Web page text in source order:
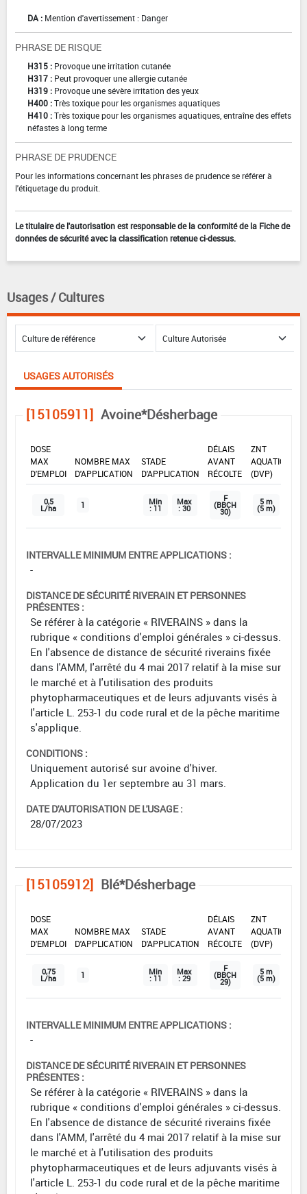
DA : Mention d'avertissement : Danger
PHRASE DE RISQUE
H315 : Provoque une irritation cutanée
H317 : Peut provoquer une allergie cutanée
H319 : Provoque une sévère irritation des yeux
H400 :Très toxique pour les organismes aquatiques
H410 :Très toxique pour les organismes aquatiques, entraîne des effets
néfastes à long terme
PHRASE DE PRUDENCE
Pour les informations concernant les phrases de prudence se référer à
l'étiquetage du produit.
Le titulaire de l'autorisation est responsable de la conformité de la Fiche de
données de sécurité avec la classification retenue ci-dessus.
Usages / Cultures
USAGES AUTORISÉS
[15105911] Avoine*Désherbage
DOSE
MAX
D'EMPLOI
NOMBRE MAX
D'APPLICATION
STADE
D'APPLICATION
DÉLAIS
AVANT
RÉCOLTE
ZNT
AQUATIQUE
(DVP)
0,5
L/ha 1 Min
: 11
Max
: 30
F
(BBCH
30)
5 m
(5 m)
INTERVALLE MINIMUM ENTRE APPLICATIONS :
-
DISTANCE DE SÉCURITÉ RIVERAIN ET PERSONNES
PRÉSENTES :
Se référer à la catégorie « RIVERAINS » dans la
rubrique « conditions d'emploi générales » ci-dessus.
En l'absence de distance de sécurité riverains fixée
dans l'AMM, l'arrêté du 4 mai 2017 relatif à la mise sur
le marché et à l'utilisation des produits
phytopharmaceutiques et de leurs adjuvants visés à
l'article L. 253-1 du code rural et de la pêche maritime
s'applique.
CONDITIONS :
Uniquement autorisé sur avoine d'hiver.
Application du 1er septembre au 31 mars.
DATE D'AUTORISATION DE L'USAGE :
28/07/2023
[15105912] Blé*Désherbage
DOSE
MAX
D'EMPLOI
NOMBRE MAX
D'APPLICATION
STADE
D'APPLICATION
DÉLAIS
AVANT
RÉCOLTE
ZNT
AQUATIQUE
(DVP)
0,75
L/ha 1 Min
: 11
Max
: 29
F
(BBCH
29)
5 m
(5 m)
INTERVALLE MINIMUM ENTRE APPLICATIONS :
-
DISTANCE DE SÉCURITÉ RIVERAIN ET PERSONNES
PRÉSENTES :
Se référer à la catégorie « RIVERAINS » dans la
rubrique « conditions d'emploi générales » ci-dessus.
En l'absence de distance de sécurité riverains fixée
dans l'AMM, l'arrêté du 4 mai 2017 relatif à la mise sur
le marché et à l'utilisation des produits
phytopharmaceutiques et de leurs adjuvants visés à
l'article L. 253-1 du code rural et de la pêche maritime